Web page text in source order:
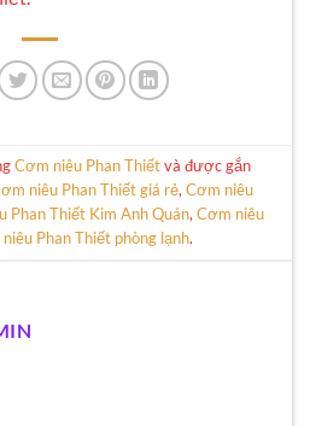
Cơm niêu Phan Thiếtvà được gắn
niêu Phan Thiết giá rẻ,Cơm niêu
Phan Thiết Kim Anh Quán,Cơm niêu
Phan Thiết phòng lạnh.